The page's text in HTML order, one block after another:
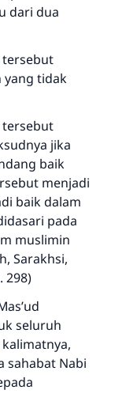
dari dua
tersebut
yang tidak
tersebut
jika
baik
menjadi
baik dalam
pada
muslimin
Sarakhsi,
298)
seluruh
sahabat Nabi